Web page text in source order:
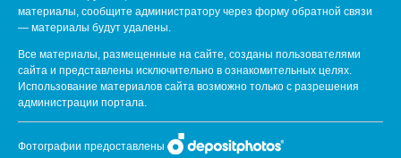
материалы, сообщите администратору через форму обратной связи
— материалы будут удалены.
Все материалы, размещенные на сайте, созданы пользователями
сайта и представлены исключительно в ознакомительных целях.
Использование материалов сайта возможно только с разрешения
администрации портала.
Фотографии предоставлены